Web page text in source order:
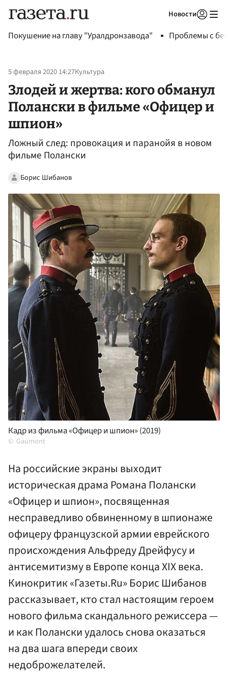
Новости
Покушение на главу "Уралдронзавода" Проблемы с
5 февраля 2020 14:27Культура
Злодей и жертва: кого обманул
Полански в фильме «Офицер и
шпион»
Ложный след: провокация и паранойя в новом
фильме Полански
Борис Шибанов
Кадр из фильма «Офицер и шпион» (2019)
Gaumont
На российские экраны выходит
историческая драма Романа Полански
«Офицер и шпион», посвященная
несправедливо обвиненному в шпионаже
офицеру французской армии еврейского
происхождения Альфреду Дрейфусу и
антисемитизму в Европе конца XIX века.
Кинокритик «Газеты.Ru» Борис Шибанов
рассказывает, кто стал настоящим героем
нового фильма скандального режиссера —
и как Полански удалось снова оказаться
на два шага впереди своих
недоброжелателей.